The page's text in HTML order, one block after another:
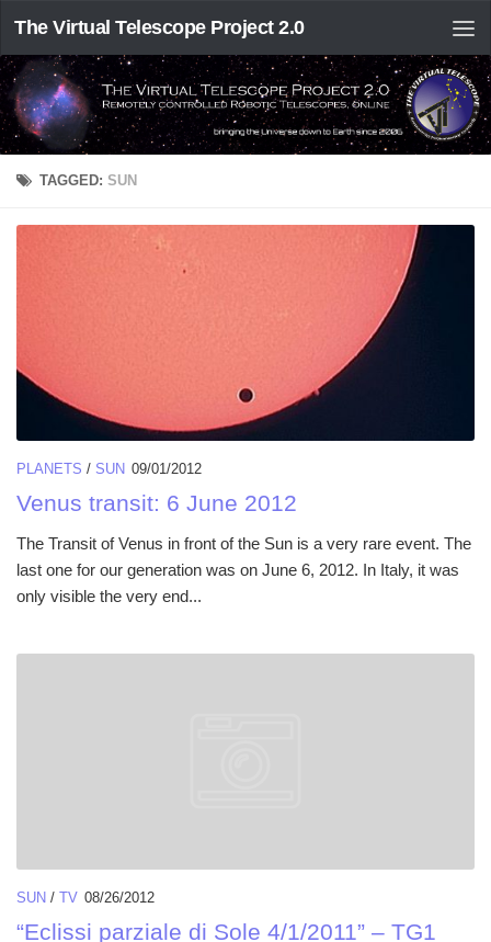
The Virtual Telescope Project 2.0
TAGGED:SUN
PLANETS / SUN 09/01/2012
Venus transit: 6 June 2012
The Transit of Venus in front of the Sun is a very rare event. The
last one for our generation was on June 6, 2012. In Italy, it was
only visible the very end...
SUN / TV 08/26/2012
“Eclissi parziale di Sole 4/1/2011” – TG1